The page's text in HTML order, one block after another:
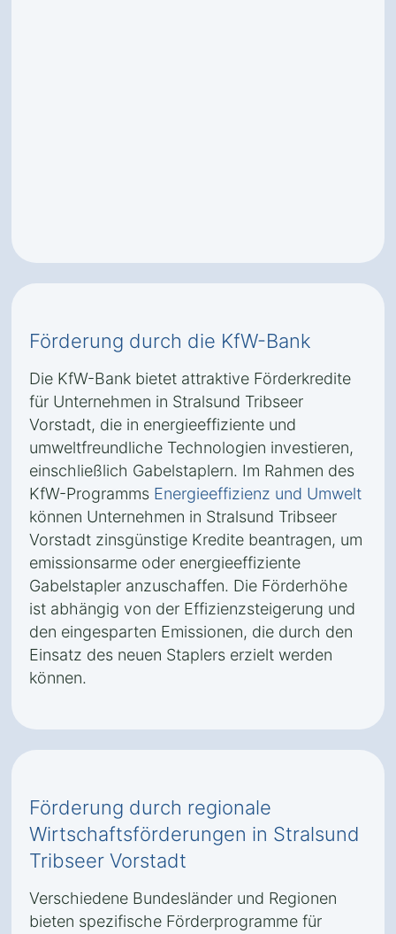
Förderung durch die KfW-Bank
Die KfW-Bank bietet attraktive Förderkredite
für Unternehmen in Stralsund Tribseer
Vorstadt, die in energieeffiziente und
umweltfreundliche Technologien investieren,
einschließlich Gabelstaplern. Im Rahmen des
KfW-Programms Energieeffizienz und Umwelt
können Unternehmen in Stralsund Tribseer
Vorstadt zinsgünstige Kredite beantragen, um
emissionsarme oder energieeffiziente
Gabelstapler anzuschaffen. Die Förderhöhe
ist abhängig von der Effizienzsteigerung und
den eingesparten Emissionen, die durch den
Einsatz des neuen Staplers erzielt werden
können.
Förderung durch regionale
Wirtschaftsförderungen in Stralsund
Tribseer Vorstadt
Verschiedene Bundesländer und Regionen
bieten spezifische Förderprogramme für